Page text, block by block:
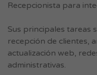
Recepcionista para
Sus principales tareas
recepción de clientes,
actualización web,
administrativas.